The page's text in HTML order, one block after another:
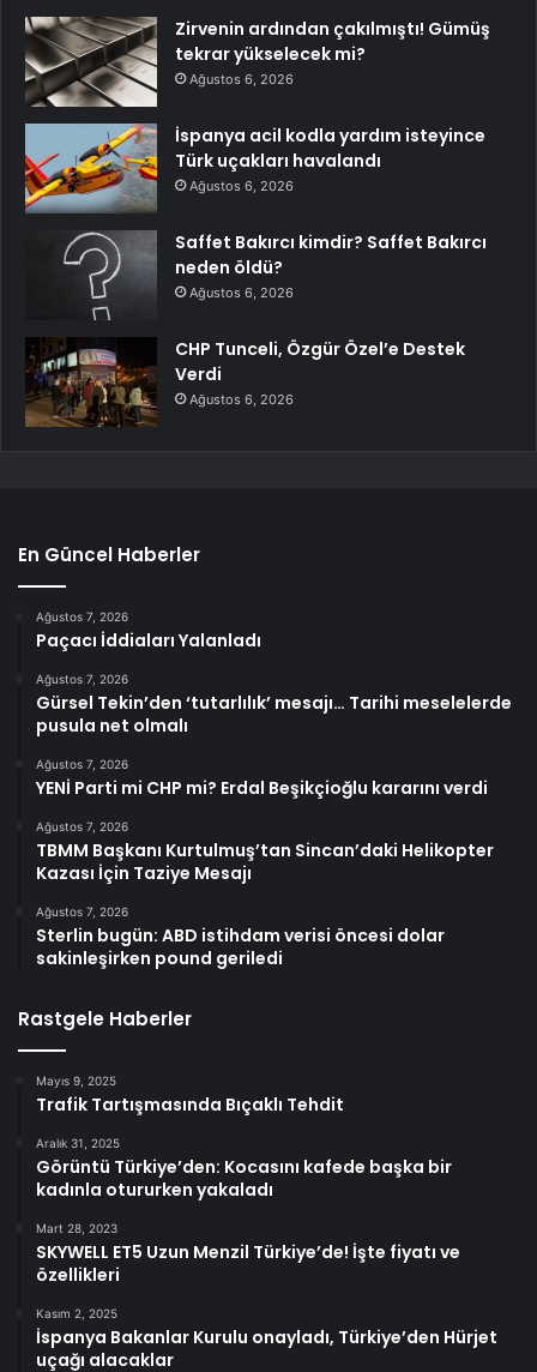
Zirvenin ardından çakılmıştı! Gümüş
tekrar yükselecek mi?
Ağustos 6, 2026
İspanya acil kodla yardım isteyince
Türk uçakları havalandı
Ağustos 6, 2026
Saffet Bakırcı kimdir? Saffet Bakırcı
neden öldü?
Ağustos 6, 2026
CHP Tunceli, Özgür Özel’e Destek
Verdi
Ağustos 6, 2026
En Güncel Haberler
Ağustos 7, 2026
Paçacı İddiaları Yalanladı
Ağustos 7, 2026
Gürsel Tekin’den ‘tutarlılık’ mesajı… Tarihi meselelerde
pusula net olmalı
Ağustos 7, 2026
YENİ Parti mi CHP mi? Erdal Beşikçioğlu kararını verdi
Ağustos 7, 2026
TBMM Başkanı Kurtulmuş’tan Sincan’daki Helikopter
Kazası İçin Taziye Mesajı
Ağustos 7, 2026
Sterlin bugün: ABD istihdam verisi öncesi dolar
sakinleşirken pound geriledi
Rastgele Haberler
Mayıs 9, 2025
Trafik Tartışmasında Bıçaklı Tehdit
Aralık 31, 2025
Görüntü Türkiye’den: Kocasını kafede başka bir
kadınla otururken yakaladı
Mart 28, 2023
SKYWELL ET5 Uzun Menzil Türkiye’de! İşte fiyatı ve
özellikleri
Kasım 2, 2025
İspanya Bakanlar Kurulu onayladı, Türkiye’den Hürjet
uçağı alacaklar